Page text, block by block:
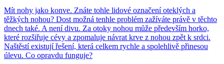
Mít nohy jako konve. Znáte tohle lidové označení oteklých a
těžkých nohou? Dost možná tenhle problém zažíváte právě v těchto
dnech také. A není divu. Za otoky nohou může především horko,
které rozšiřuje cévy a zpomaluje návrat krve z nohou zpět k srdci.
Naštěstí existují řešení, která celkem rychle a spolehlivě přinesou
úlevu. Co opravdu funguje?